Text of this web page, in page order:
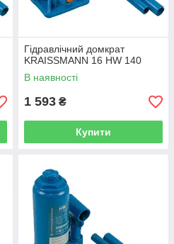
Гідравлічний домкрат
KRAISSMANN 16 HW 140
В наявності
1 593 ₴
Купити